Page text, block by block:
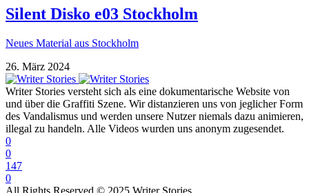
Silent Disko e03 Stockholm
Neues Material aus Stockholm
26. März 2024
Writer Stories versteht sich als eine dokumentarische Website von
und über die Graffiti Szene. Wir distanzieren uns von jeglicher Form
des Vandalismus und werden unsere Nutzer niemals dazu animieren,
illegal zu handeln. Alle Videos wurden uns anonym zugesendet.
0
0
147
0